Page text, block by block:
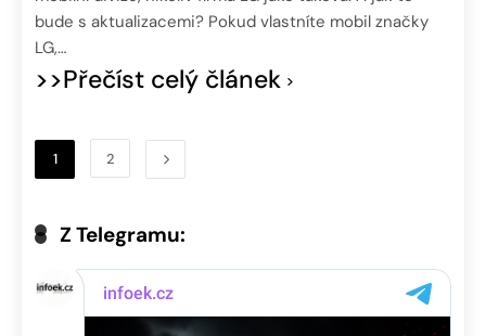
bude s aktualizacemi? Pokud vlastníte mobil značky
LG,…
>>Přečíst celý článek
1 2
Z Telegramu: